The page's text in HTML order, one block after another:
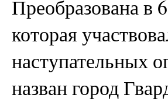
Преобразована в
которая
наступательных
назван город